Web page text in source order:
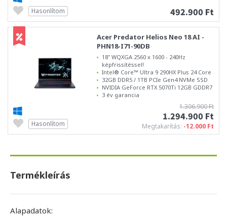
492.900 Ft
Hasonlítom
Acer Predator Helios Neo 18 AI -
PHN18-I71-90DB
18" WQXGA 2560 x 1600 - 240Hz
képfrissítéssel!
Intel® Core™ Ultra 9 290HX Plus 24 Core
32GB DDR5 / 1TB PCIe Gen4 NVMe SSD
NVIDIA GeForce RTX 5070Ti 12GB GDDR7
3 év garancia
1.306.900 Ft
1.294.900 Ft
Megtakarítás: -12.000 Ft
Hasonlítom
Termékleírás
Alapadatok: